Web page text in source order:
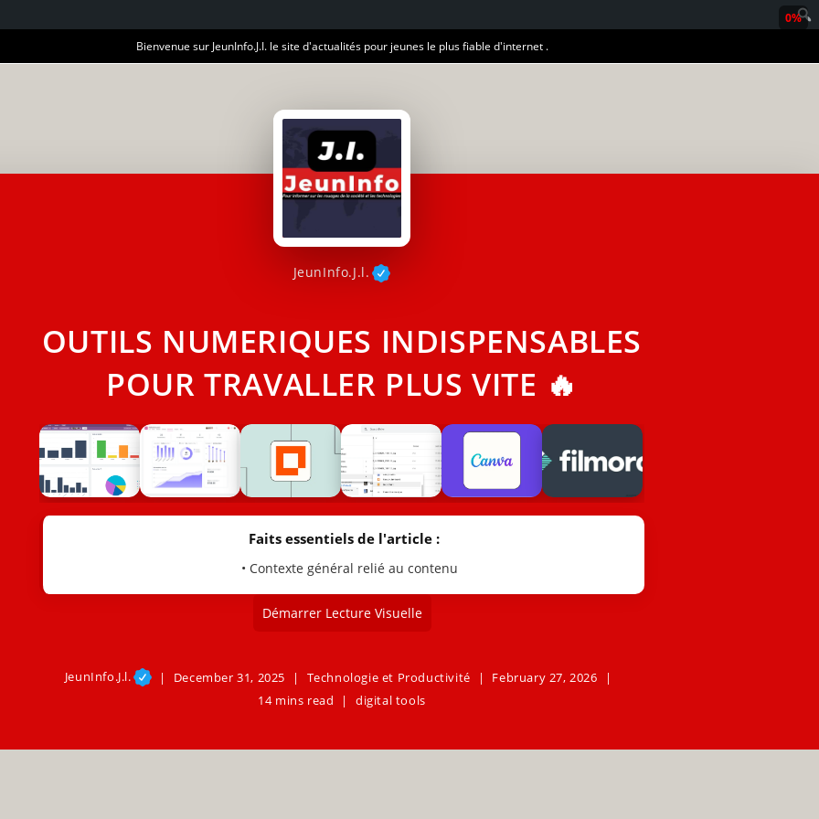
Bienvenue sur JeunInfo.J.I. le site d'actualités pour jeunes le plus fiable d'internet .
JeunInfo.J.l.
OUTILS NUMERIQUES INDISPENSABLES
POUR TRAVALLER PLUS VITE 🔥
Faits essentiels de l'article :
• Contexte général relié au contenu
Démarrer Lecture Visuelle
JeunInfo.J.l. December 31, 2025 Technologie et Productivité
February 27, 2026
14 mins read
digital tools
0%